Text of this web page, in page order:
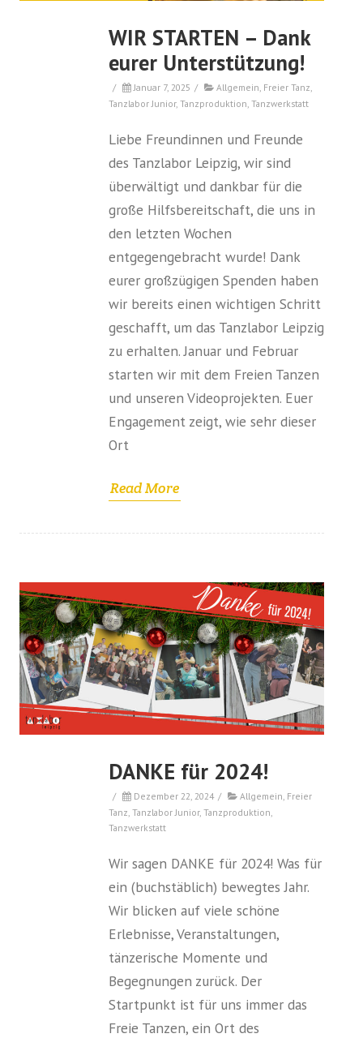
WIR STARTEN – Dank
eurer Unterstützung!
/ Januar 7, 2025 / Allgemein, Freier Tanz,
Tanzlabor Junior, Tanzproduktion, Tanzwerkstatt
Liebe Freundinnen und Freunde
des Tanzlabor Leipzig, wir sind
überwältigt und dankbar für die
große Hilfsbereitschaft, die uns in
den letzten Wochen
entgegengebracht wurde! Dank
eurer großzügigen Spenden haben
wir bereits einen wichtigen Schritt
geschafft, um das Tanzlabor Leipzig
zu erhalten. Januar und Februar
starten wir mit dem Freien Tanzen
und unseren Videoprojekten. Euer
Engagement zeigt, wie sehr dieser
Ort
Read More
DANKE für 2024!
/ Dezember 22, 2024 / Allgemein, Freier
Tanz, Tanzlabor Junior, Tanzproduktion,
Tanzwerkstatt
Wir sagen DANKE für 2024! Was für
ein (buchstäblich) bewegtes Jahr.
Wir blicken auf viele schöne
Erlebnisse, Veranstaltungen,
tänzerische Momente und
Begegnungen zurück. Der
Startpunkt ist für uns immer das
Freie Tanzen, ein Ort des